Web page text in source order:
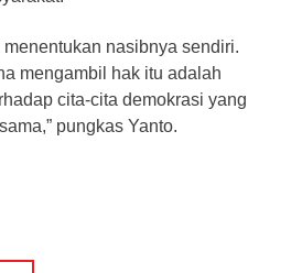
nasibnya sendiri.
mengambil hak itu adalah
cita-cita demokrasi yang
pungkas Yanto.